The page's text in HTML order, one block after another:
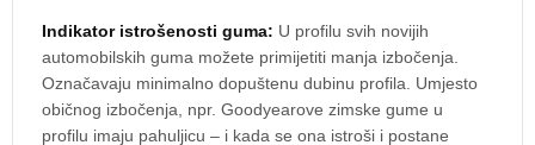
Indikator istrošenosti guma: U profilu svih novijih
automobilskih guma možete primijetiti manja izbočenja.
Označavaju minimalno dopuštenu dubinu profila. Umjesto
običnog izbočenja, npr. Goodyearove zimske gume u
profilu imaju pahuljicu – i kada se ona istroši i postane